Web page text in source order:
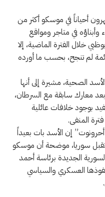
أحياناً في موسكو أكثر من
في متاجر ومواقع
خلال الفترة الماضية، إلا
لم تنجح، بحسب ما أورده
الصحية، مشيرة إلى أنها
معارك سابقة مع السرطان،
بوجود خلافات عائلية
المنفى.
إن الأسد بات بعيداً
سوريا، موضحة أن موسكو
الجديدة برئاسة أحمد
العسكري والسياسي